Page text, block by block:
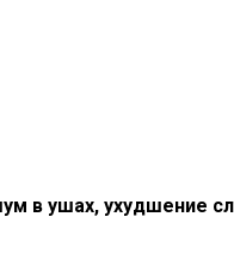
в ушах, ухудшение